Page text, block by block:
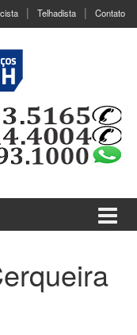
Telhadista Contato